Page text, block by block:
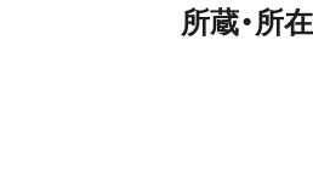
所蔵・所在